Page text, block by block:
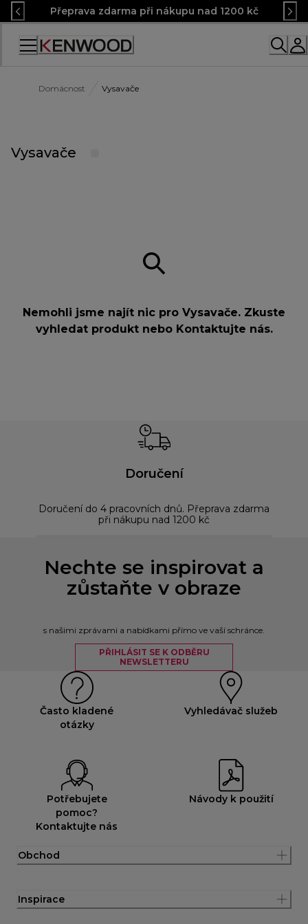
Skip
to
Content
Přeprava zdarma při nákupu nad 1200 kč
Accessibility
Domácnost Vysavače
Vysavače
Nemohli jsme najít nic pro Vysavače. Zkuste
vyhledat produkt nebo Kontaktujte nás.
Doručení
Doručení do 4 pracovních dnů. Přeprava zdarma
při nákupu nad 1200 kč
Nechte se inspirovat a
zůstaňte v obraze
s našimi zprávami a nabídkami přímo ve vaší schránce.
PŘIHLÁSIT SE K ODBĚRU
NEWSLETTERU
Často kladené
otázky
Vyhledávač služeb
Potřebujete
pomoc?
Kontaktujte nás
Návody k použití
Obchod
Inspirace